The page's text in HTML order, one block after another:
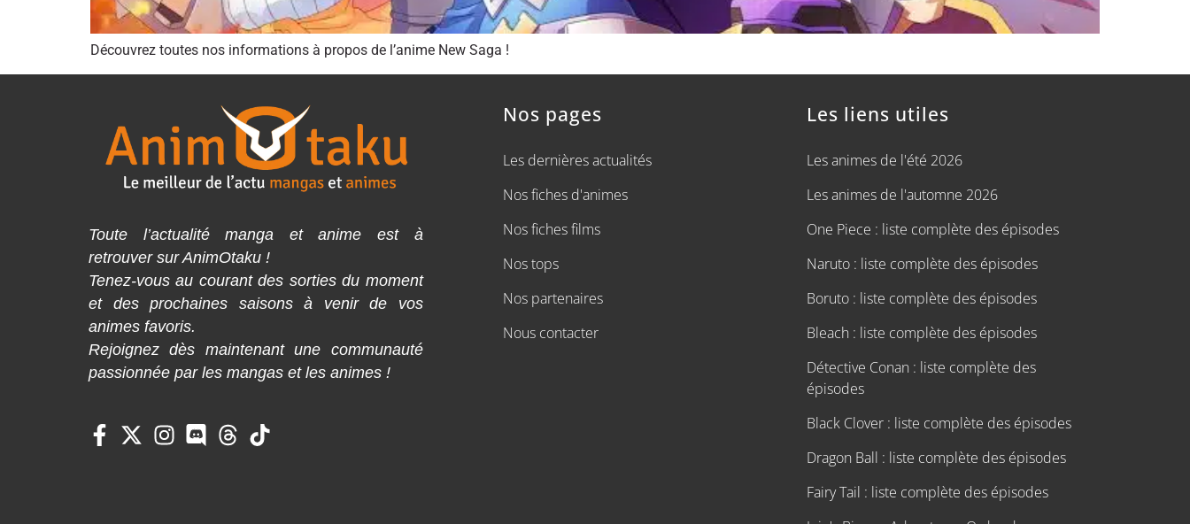
Découvrez toutes nos informations à propos de l’anime New Saga !
Toute l’actualité manga et anime est à
retrouver sur AnimOtaku !
Tenez-vous au courant des sorties du moment
et des prochaines saisons à venir de vos
animes favoris.
Rejoignez dès maintenant une communauté
passionnée par les mangas et les animes !
Nos pages
Les dernières actualités
Nos fiches d'animes
Nos fiches films
Nos tops
Nos partenaires
Nous contacter
Les liens utiles
Les animes de l'été 2026
Les animes de l'automne 2026
One Piece : liste complète des épisodes
Naruto : liste complète des épisodes
Boruto : liste complète des épisodes
Bleach : liste complète des épisodes
Détective Conan : liste complète des
épisodes
Black Clover : liste complète des épisodes
Dragon Ball : liste complète des épisodes
Fairy Tail : liste complète des épisodes